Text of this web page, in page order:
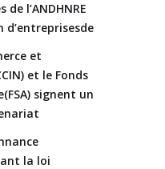
l’ANDHNRE
et
et le Fonds
signent un
la loi